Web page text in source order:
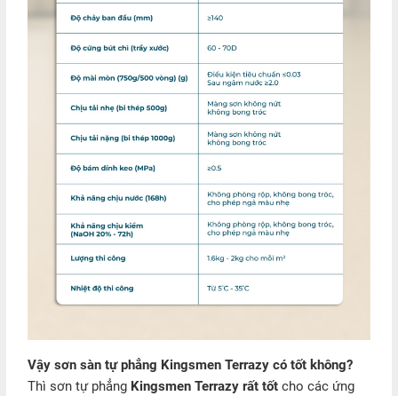
Vậy sơn sàn tự phẳng Kingsmen Terrazy có tốt không?
Thì sơn tự phẳng Kingsmen Terrazy rất tốt cho các ứng